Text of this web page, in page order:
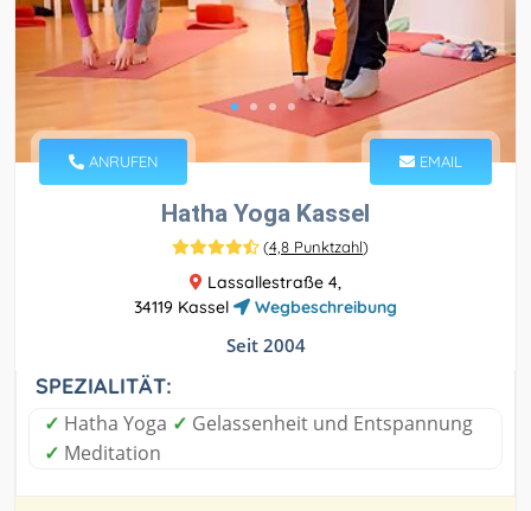
ANRUFEN EMAIL
Hatha Yoga Kassel
(4,8 Punktzahl)
Lassallestraße 4,
34119 Kassel
Wegbeschreibung
Seit 2004
SPEZIALITÄT:
✓ Hatha Yoga ✓ Gelassenheit und Entspannung
✓ Meditation